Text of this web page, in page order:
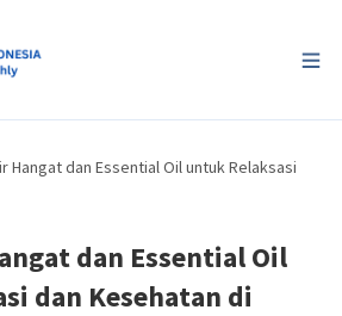
Hangat dan Essential Oil untuk Relaksasi
dan Essential Oil
dan Kesehatan di